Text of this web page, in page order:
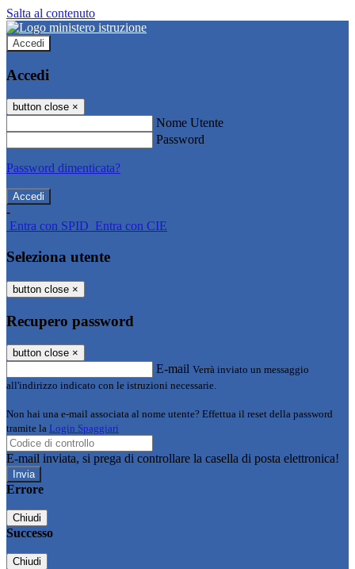
Salta al contenuto
Accedi
Accedi
button close ×
Nome Utente
Password
Password dimenticata?
-
Entra con SPID Entra con CIE
Seleziona utente
button close ×
Recupero password
button close ×
E-mail Verrà inviato un messaggio
all'indirizzo indicato con le istruzioni necessarie.
Non hai una e-mail associata al nome utente? Effettua il reset della password
tramite la Login Spaggiari
E-mail inviata, si prega di controllare la casella di posta elettronica!
Errore
Chiudi
Successo
Chiudi